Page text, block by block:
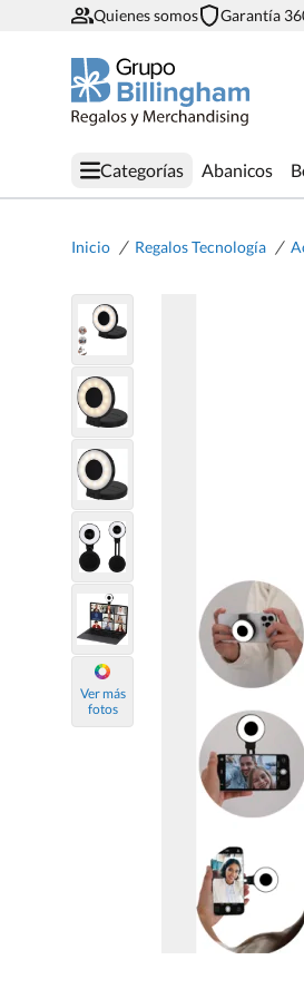
Quienes somos Garantía
Categorías Abanicos
Inicio / Regalos Tecnología /
Ver más
fotos